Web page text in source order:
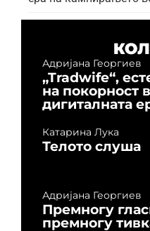
Адријана Георгиев
„Tradwife“,
на покорност
дигиталната
Катарина Лука
Телото слуша
Адријана Георгиев
Премногу
премногу